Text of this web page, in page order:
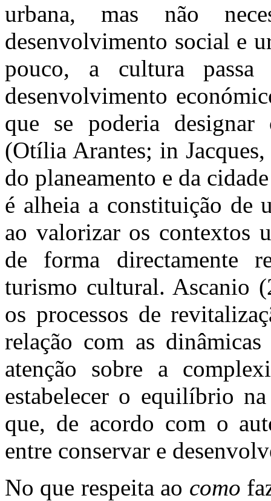
urbana, mas não
desenvolvimento social e
pouco, a cultura
desenvolvimento
que se poderia designar
(Otília Arantes; in
do planeamento e da
é alheia a constituição de
ao valorizar os contextos
de forma directamente
turismo cultural. Ascanio
os processos de
relação com as
atenção sobre a
estabelecer o equilíbrio
que, de acordo com o
entre conservar e
No que respeita ao como